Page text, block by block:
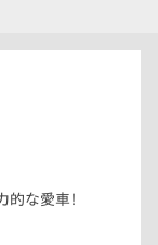
的な愛車！